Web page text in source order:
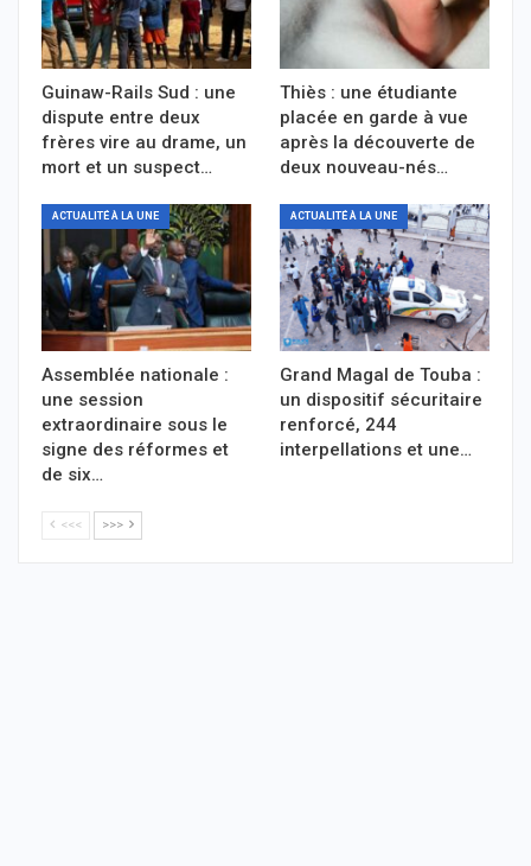
Guinaw-Rails Sud : une
dispute entre deux
frères vire au drame, un
mort et un suspect…
Thiès : une étudiante
placée en garde à vue
après la découverte de
deux nouveau-nés…
ACTUALITÉ À LA UNE
Assemblée nationale :
une session
extraordinaire sous le
signe des réformes et
de six…
ACTUALITÉ À LA UNE
Grand Magal de Touba :
un dispositif sécuritaire
renforcé, 244
interpellations et une…
<<< >>>